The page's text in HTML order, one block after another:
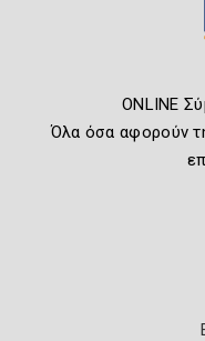
ONLINE
Όλα όσα αφορούν